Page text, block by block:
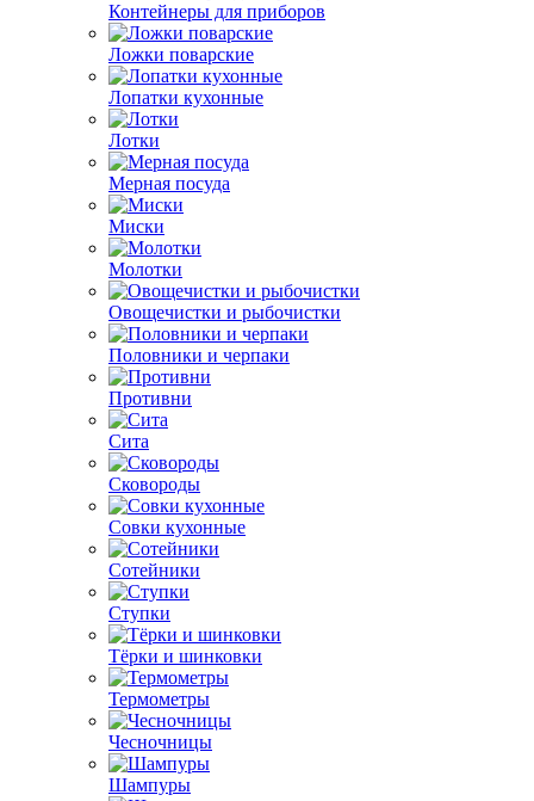
Контейнеры для приборов
Ложки поварские
Лопатки кухонные
Лотки
Мерная посуда
Миски
Молотки
Овощечистки и рыбочистки
Половники и черпаки
Противни
Сита
Сковороды
Совки кухонные
Сотейники
Ступки
Тёрки и шинковки
Термометры
Чесночницы
Шампуры